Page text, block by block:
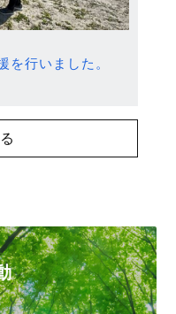
を行いました。